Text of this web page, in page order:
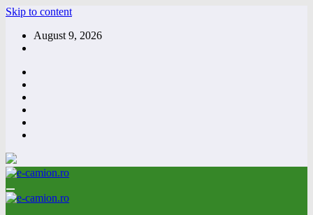
Skip to content
August 9, 2026